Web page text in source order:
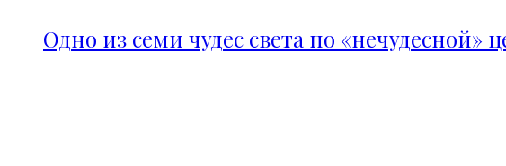
Одно из семи чудес света по